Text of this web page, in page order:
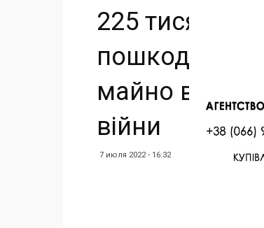
225 тисяч
пошкоджене
майно
війни
7 июля 2022 - 16:32